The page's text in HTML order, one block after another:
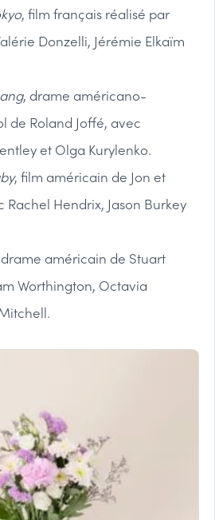
, film français réalisé par
Donzelli, Jérémie Elkaïm
, drame américano-
de Roland Joffé, avec
et Olga Kurylenko.
, film américain de Jon et
Rachel Hendrix, Jason Burkey
américain de Stuart
Worthington, Octavia